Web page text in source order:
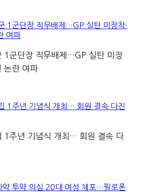
1군단장 직무배제…GP 실탄 미장
논란 여파
1주년 기념식 개최… 회원 결속 다